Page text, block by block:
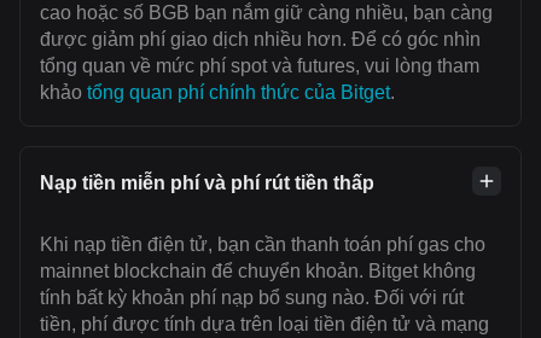
cao hoặc số BGB bạn nắm giữ càng nhiều, bạn càng
được giảm phí giao dịch nhiều hơn. Để có góc nhìn
tổng quan về mức phí spot và futures, vui lòng tham
khảo tổng quan phí chính thức của Bitget.
Nạp tiền miễn phí và phí rút tiền thấp
Khi nạp tiền điện tử, bạn cần thanh toán ‌phí gas cho
mainnet blockchain để chuyển khoản. Bitget không
tính bất kỳ khoản phí nạp bổ sung nào. Đối với rút
tiền, phí được tính dựa trên loại tiền điện tử và mạng